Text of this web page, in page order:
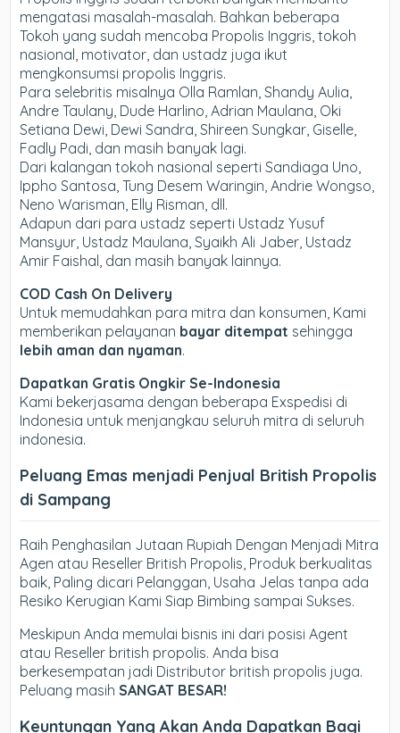
mengatasi masalah-masalah. Bahkan beberapa
Tokoh yang sudah mencoba Propolis Inggris, tokoh
nasional, motivator, dan ustadz juga ikut
mengkonsumsi propolis Inggris.
Para selebritis misalnya Olla Ramlan, Shandy Aulia,
Andre Taulany, Dude Harlino, Adrian Maulana, Oki
Setiana Dewi, Dewi Sandra, Shireen Sungkar, Giselle,
Fadly Padi, dan masih banyak lagi.
Dari kalangan tokoh nasional seperti Sandiaga Uno,
Ippho Santosa, Tung Desem Waringin, Andrie Wongso,
Neno Warisman, Elly Risman, dll.
Adapun dari para ustadz seperti Ustadz Yusuf
Mansyur, Ustadz Maulana, Syaikh Ali Jaber, Ustadz
Amir Faishal, dan masih banyak lainnya.
COD Cash On Delivery
Untuk memudahkan para mitra dan konsumen, Kami
memberikan pelayanan bayar ditempat sehingga
lebih aman dan nyaman.
Dapatkan Gratis Ongkir Se-Indonesia
Kami bekerjasama dengan beberapa Exspedisi di
Indonesia untuk menjangkau seluruh mitra di seluruh
indonesia.
Peluang Emas menjadi Penjual British Propolis
di Sampang
Raih Penghasilan Jutaan Rupiah Dengan Menjadi Mitra
Agen atau Reseller British Propolis, Produk berkualitas
baik, Paling dicari Pelanggan, Usaha Jelas tanpa ada
Resiko Kerugian Kami Siap Bimbing sampai Sukses.
Meskipun Anda memulai bisnis ini dari posisi Agent
atau Reseller british propolis. Anda bisa
berkesempatan jadi Distributor british propolis juga.
Peluang masihSANGAT BESAR!
Keuntungan Yang Akan Anda Dapatkan Bagi